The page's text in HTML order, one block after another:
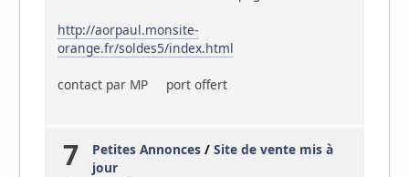
http://aorpaul.monsite-
orange.fr/soldes5/index.html
contact par MP port offert
7 Petites Annonces /Site de vente mis à
jour